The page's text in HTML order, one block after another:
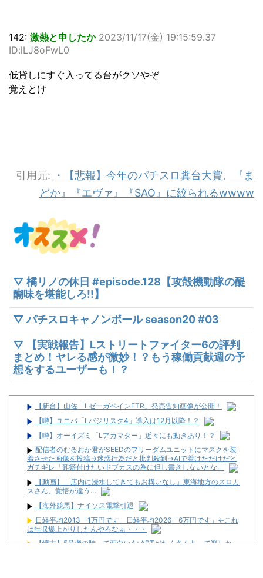
142: 激熱と申したか 2023/11/17(金) 19:15:59.37
ID:lLJ8oFwL0
低貸しにすぐ入ってる台がクソやぞ
覚えとけ
引用元:
・【悲報】今年のパチスロ糞台大賞、『ま
どか』『エヴァ』『SAO』に絞られるwwww
▽ 橘リノの休日 #episode.128【攻殻機動隊の醍
醐味を堪能しろ!!】
▽ パチスロキャノンボール season20 #03
▽ 【実戦報告】Lストリートファイター6の評判
まとめ！ヤレる感が微妙！？もう稼働貢献週の予
想をするユーザーも！？
【新台】山佐「LゼーガペインETR」発売告知画像が公開！
【噂】ユニバ「Lバジリスク4」導入は12月以降！？
【噂】オーイズミ「Lアカマター」近々にも動きあり！？
配信者のむるおか君がSEEDのフリーダムユニットにマスクを装
着させた画像を投稿→迷惑行為だと批判殺到→AIで着けただけだと
ガチギレ「難癖付けたいドブカスの為に但し書きしないとな」
【動画】「店内に浸水してきてもお構いなし」東海地方のスロカ
スさん、覚悟が違う…
【海外競馬】ナイソス電撃引退
日経平均2013「1万円です」日経平均2026「6万円です」←これ
は年収爆上がりしたんやろなぁ・・・
【懐古】5号機の時って面白いA+ARTがたくさんあって楽しかっ